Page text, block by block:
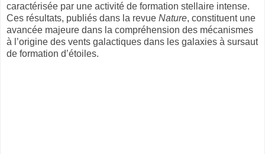
caractérisée par une activité de formation stellaire intense.
Ces résultats, publiés dans la revue Nature, constituent une
avancée majeure dans la compréhension des mécanismes
à l’origine des vents galactiques dans les galaxies à sursaut
de formation d’étoiles.